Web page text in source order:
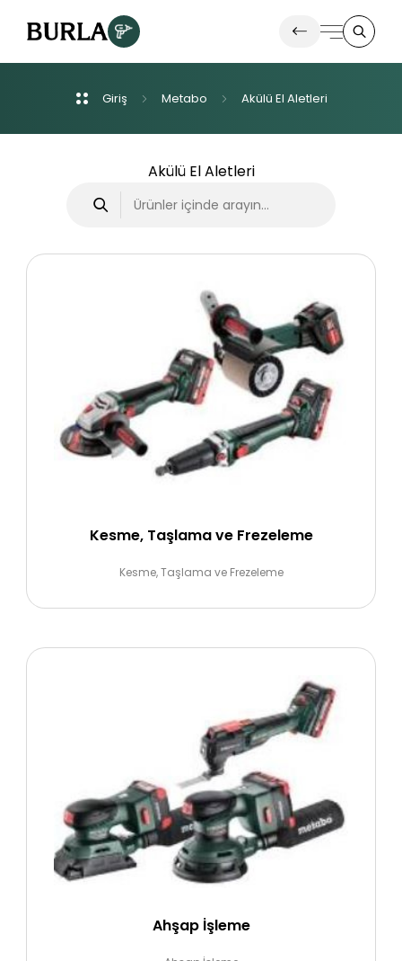
Ürünlerimiz
Giriş Metabo Akülü El Aletleri
Akülü El Aletleri
Kesme, Taşlama ve Frezeleme
Kesme, Taşlama ve Frezeleme
Ahşap İşleme